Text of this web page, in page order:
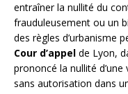
entraîner la nullité du
frauduleusement ou un
des règles d’urbanisme
Cour d’appel de Lyon,
prononcé la nullité
sans autorisation dans